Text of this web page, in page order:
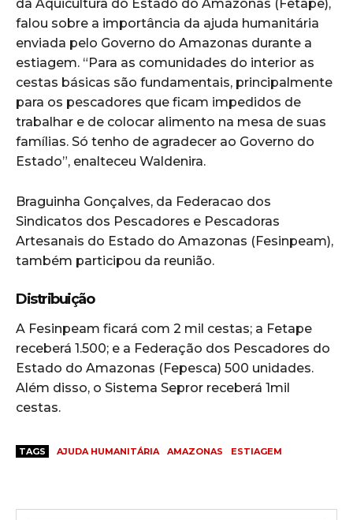
da Aquicultura do Estado do Amazonas (Fetape),
falou sobre a importância da ajuda humanitária
enviada pelo Governo do Amazonas durante a
estiagem. “Para as comunidades do interior as
cestas básicas são fundamentais, principalmente
para os pescadores que ficam impedidos de
trabalhar e de colocar alimento na mesa de suas
famílias. Só tenho de agradecer ao Governo do
Estado”, enalteceu Waldenira.
Braguinha Gonçalves, da Federacao dos
Sindicatos dos Pescadores e Pescadoras
Artesanais do Estado do Amazonas (Fesinpeam),
também participou da reunião.
Distribuição
A Fesinpeam ficará com 2 mil cestas; a Fetape
receberá 1.500; e a Federação dos Pescadores do
Estado do Amazonas (Fepesca) 500 unidades.
Além disso, o Sistema Sepror receberá 1mil
cestas.
TAGS AJUDA HUMANITÁRIA AMAZONAS ESTIAGEM